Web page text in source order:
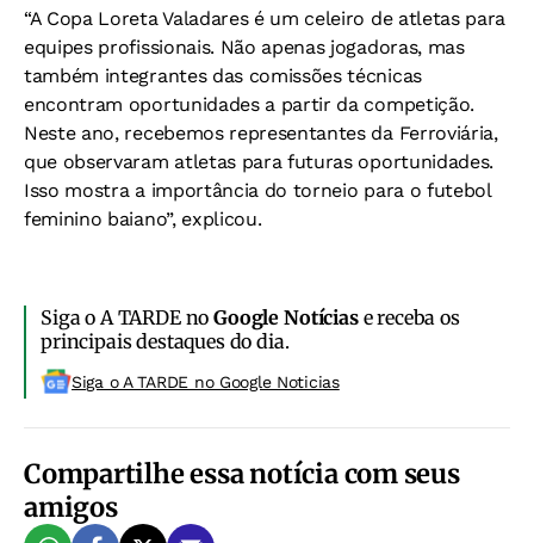
“A Copa Loreta Valadares é um celeiro de atletas para
equipes profissionais. Não apenas jogadoras, mas
também integrantes das comissões técnicas
encontram oportunidades a partir da competição.
Neste ano, recebemos representantes da Ferroviária,
que observaram atletas para futuras oportunidades.
Isso mostra a importância do torneio para o futebol
feminino baiano”, explicou.
Siga o A TARDE noGoogle Notíciase receba os
principais destaques do dia.
Siga o A TARDE no Google Noticias
Compartilhe essa notícia com seus
amigos